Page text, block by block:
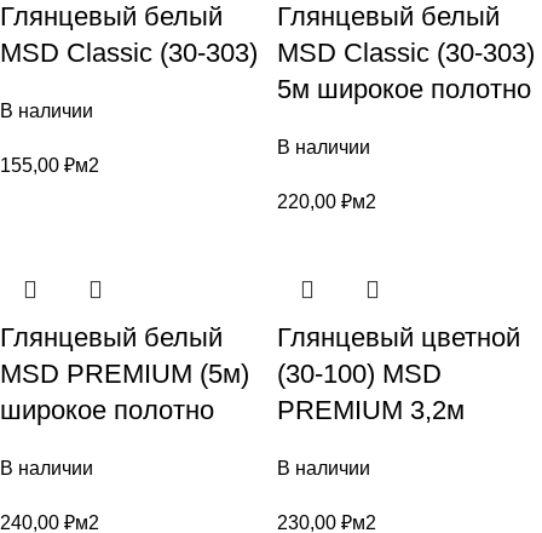
Глянцевый белый
MSD Classic (30-303)
В наличии
155,00 ₽м2
Глянцевый белый
MSD Classic (30-303)
5м широкое полотно
В наличии
220,00 ₽м2
Глянцевый белый
MSD PREMIUM (5м)
широкое полотно
В наличии
240,00 ₽м2
Глянцевый цветной
(30-100) MSD
PREMIUM 3,2м
В наличии
230,00 ₽м2